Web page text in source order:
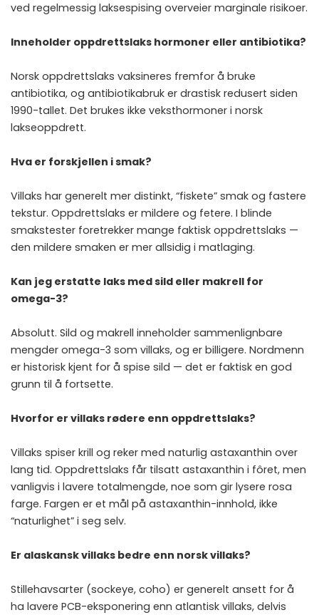
ved regelmessig laksespising overveier marginale risikoer.
Inneholder oppdrettslaks hormoner eller antibiotika?
Norsk oppdrettslaks vaksineres fremfor å bruke
antibiotika, og antibiotikabruk er drastisk redusert siden
1990-tallet. Det brukes ikke veksthormoner i norsk
lakseoppdrett.
Hva er forskjellen i smak?
Villaks har generelt mer distinkt, “fiskete” smak og fastere
tekstur. Oppdrettslaks er mildere og fetere. I blinde
smakstester foretrekker mange faktisk oppdrettslaks —
den mildere smaken er mer allsidig i matlaging.
Kan jeg erstatte laks med sild eller makrell for
omega-3?
Absolutt. Sild og makrell inneholder sammenlignbare
mengder omega-3 som villaks, og er billigere. Nordmenn
er historisk kjent for å spise sild — det er faktisk en god
grunn til å fortsette.
Hvorfor er villaks rødere enn oppdrettslaks?
Villaks spiser krill og reker med naturlig astaxanthin over
lang tid. Oppdrettslaks får tilsatt astaxanthin i fôret, men
vanligvis i lavere totalmengde, noe som gir lysere rosa
farge. Fargen er et mål på astaxanthin-innhold, ikke
“naturlighet” i seg selv.
Er alaskansk villaks bedre enn norsk villaks?
Stillehavsarter (sockeye, coho) er generelt ansett for å
ha lavere PCB-eksponering enn atlantisk villaks, delvis